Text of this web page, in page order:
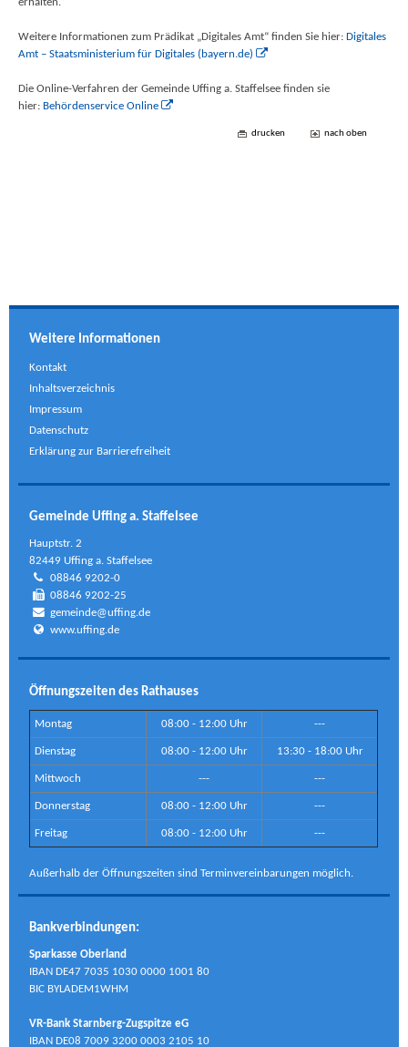
Weitere Informationen zum Prädikat „Digitales Amt“ finden Sie hier: Digitales
Amt – Staatsministerium für Digitales (bayern.de)
Die Online-Verfahren der Gemeinde Uffing a. Staffelsee finden sie
hier: Behördenservice Online
drucken nach oben
Weitere Informationen
Kontakt
Inhaltsverzeichnis
Impressum
Datenschutz
Erklärung zur Barrierefreiheit
Gemeinde Uffing a. Staffelsee
Hauptstr. 2
82449 Uffing a. Staffelsee
08846 9202-0
08846 9202-25
gemeinde@uffing.de
www.uffing.de
Öffnungszeiten des Rathauses
Montag 08:00 - 12:00 Uhr ---
Dienstag 08:00 - 12:00 Uhr 13:30 - 18:00 Uhr
Mittwoch --- ---
Donnerstag 08:00 - 12:00 Uhr ---
Freitag 08:00 - 12:00 Uhr ---
Außerhalb der Öffnungszeiten sind Terminvereinbarungen möglich.
Bankverbindungen:
Sparkasse Oberland
IBAN DE47 7035 1030 0000 1001 80
BIC BYLADEM1WHM
VR-Bank Starnberg-Zugspitze eG
IBAN DE08 7009 3200 0003 2105 10